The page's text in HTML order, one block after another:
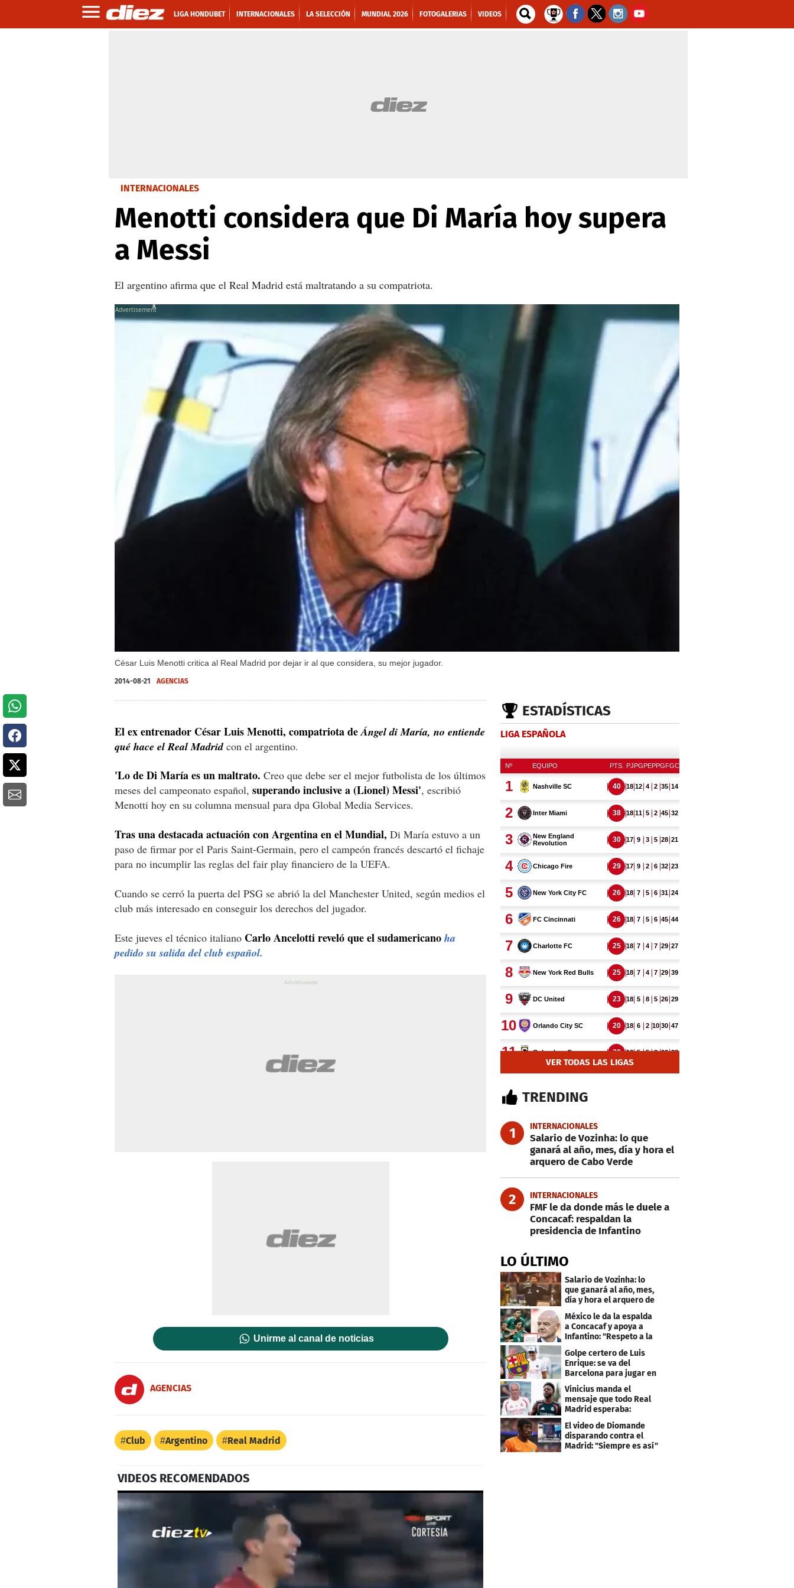
LIGA HONDUBET INTERNACIONALES LA SELECCIÓN MUNDIAL 2026 FOTOGALERIAS VIDEOS
INTERNACIONALES
Menotti considera que Di María hoy supera
a Messi
El argentino afirma que el Real Madrid está maltratando a su compatriota.
César Luis Menotti critica al Real Madrid por dejar ir al que considera, su mejor jugador.
X
2014-08-21 AGENCIAS
El ex entrenador César Luis Menotti, compatriota de Ángel di María, no entiende
qué hace el Real Madrid con el argentino.
'Lo de Di María es un maltrato. Creo que debe ser el mejor futbolista de los últimos
meses del campeonato español, superando inclusive a (Lionel) Messi', escribió
Menotti hoy en su columna mensual para dpa Global Media Services.
Tras una destacada actuación con Argentina en el Mundial, Di María estuvo a un
paso de firmar por el Paris Saint-Germain, pero el campeón francés descartó el fichaje
para no incumplir las reglas del fair play financiero de la UEFA.
Cuando se cerró la puerta del PSG se abrió la del Manchester United, según medios el
club más interesado en conseguir los derechos del jugador.
Este jueves el técnico italiano Carlo Ancelotti reveló que el sudamericano ha
pedido su salida del club español.
Unirme al canal de noticias
AGENCIAS
Club Argentino Real Madrid
VIDEOS RECOMENDADOS
ESTADÍSTICAS
LIGA ESPAÑOLA
VER TODAS LAS LIGAS
TRENDING
1 INTERNACIONALES
Salario de Vozinha: lo que
ganará al año, mes, día y hora el
arquero de Cabo Verde
2 INTERNACIONALES
FMF le da donde más le duele a
Concacaf: respaldan la
presidencia de Infantino
LO ÚLTIMO
Salario de Vozinha: lo
que ganará al año, mes,
día y hora el arquero de
Cabo Verde
México le da la espalda
a Concacaf y apoya a
Infantino: "Respeto a la
gobernanza"
Golpe certero de Luis
Enrique: se va del
Barcelona para jugar en
el PSG
Vinicius manda el
mensaje que todo Real
Madrid esperaba:
"Mourinho..."
El video de Diomande
disparando contra el
Madrid: "Siempre es así"